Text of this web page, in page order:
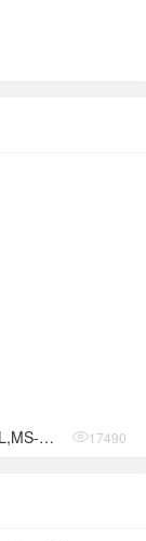
jquery导出JSON、XML、PNG、CSV、TXT,SQL,MS-Word,Ms-Excel Ms-Powerpoint、PDF插件 17490